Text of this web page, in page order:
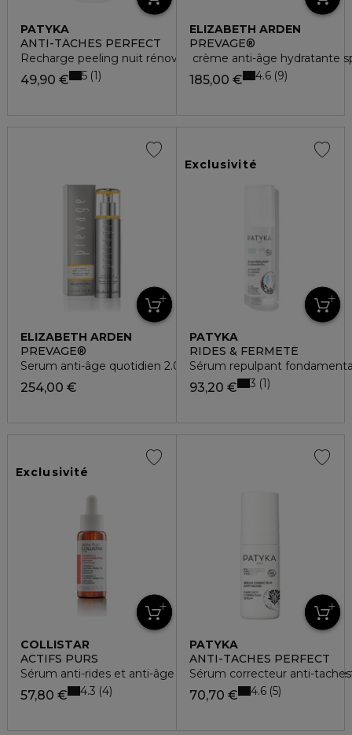
PATYKA
ANTI-TÂCHES PERFECT
Recharge peeling nuit rénovateur éclat
49,90 € 5 1
ELIZABETH ARDEN
PREVAGE®
crème anti-âge hydratante
185,00 € 4.6 9
ELIZABETH ARDEN
PREVAGE®
Serum anti-âge quotidien 2.0
254,00 €
Exclusivité
PATYKA
RIDES & FERMETÉ
Sérum repulpant
93,20 € 3 1
Exclusivité
COLLISTAR
ACTIFS PURS
Sérum anti-rides et anti-âge enrichie en vitamine C et acide
57,80 € 4.3 4
PATYKA
ANTI-TACHES PERFECT
Sérum correcteur anti-taches
70,70 € 4.6 5